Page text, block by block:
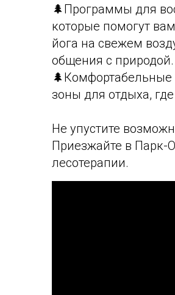
🌲Программы для
которые помогут
йога на свежем
общения с природой.
зоны для отдыха,
Не упустите
Приезжайте в Парк-
лесотерапии.